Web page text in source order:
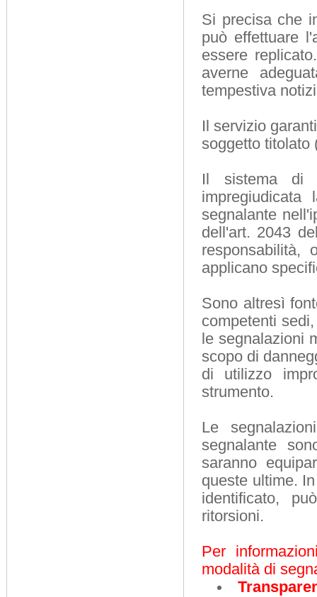
Si precisa che
può effettuare
essere
averne
tempestiva
Il servizio
soggetto titolato
Il sistema di
segnalante
dell'art. 2043
responsabilità,
applicano
Sono altresì
competenti
le segnalazioni
scopo di
di utilizzo
strumento.
Le
segnalante
saranno
queste ultime.
identificato,
ritorsioni.
Per
modalità di